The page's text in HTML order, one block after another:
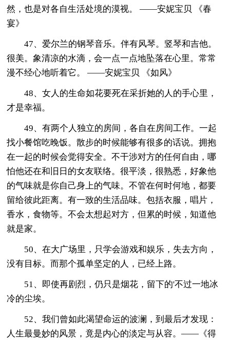
然，也是对各自生活处境的漠视。 ——安妮宝贝 《春
宴》
47、爱尔兰的钢琴音乐。伴有风琴。竖琴和吉他。
很美。象清凉的水滴，会一点一点地坠落在心里。常常
漫不经心地听着它。 ——安妮宝贝 《如风》
48、女人的生命如花要死在采折她的人的手心里，
才是幸福。
49、有两个人独立的房间，各自在房间工作。一起
找小餐馆吃晚饭。散步的时候能够有很多的话说。拥抱
在一起的时候会觉得安全。不干涉对方的任何自由，哪
怕他还在和旧日的女友联络。很平淡，很熟悉，好象他
的气味就是你自己身上的气味。不管在何时何地，都要
留给彼此距离。有一致的生活品味。包括衣服，唱片，
香水，食物等。不会太想起对方，但累的时候，知道他
就是家。
50、在大广场里，只学会游戏和娱乐，失去方向，
没有目标。而那个孤单坚定的人，已经上路。
51、即使再剧烈，仍只是烟花，留下的'不过一地冰
冷的尘埃。
52、我们曾如此渴望命运的波澜，到最后才发现：
人生最曼妙的风景，竟是内心的淡定与从容。——《得